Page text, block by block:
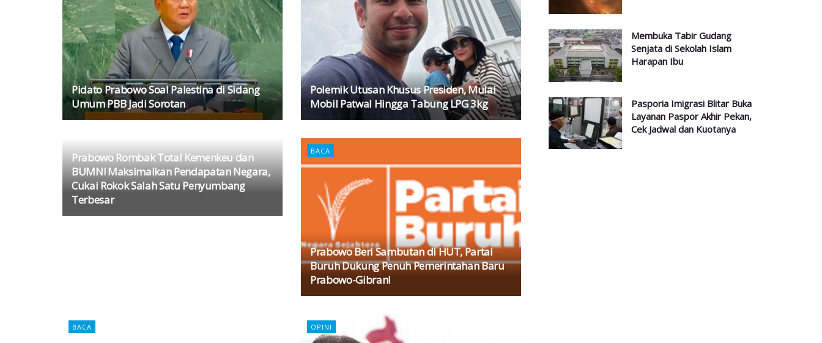
Pidato Prabowo Soal Palestina di Sidang
Umum PBB Jadi Sorotan
Polemik Utusan Khusus Presiden, Mulai
Mobil Patwal Hingga Tabung LPG 3kg
Prabowo Rombak Total Kemenkeu dan
BUMN! Maksimalkan Pendapatan Negara,
Cukai Rokok Salah Satu Penyumbang
Terbesar
BACA
Prabowo Beri Sambutan di HUT, Partai
Buruh Dukung Penuh Pemerintahan Baru
Prabowo-Gibran!
BACA OPINI
Membuka Tabir Gudang
Senjata di Sekolah Islam
Harapan Ibu
Pasporia Imigrasi Blitar Buka
Layanan Paspor Akhir Pekan,
Cek Jadwal dan Kuotanya